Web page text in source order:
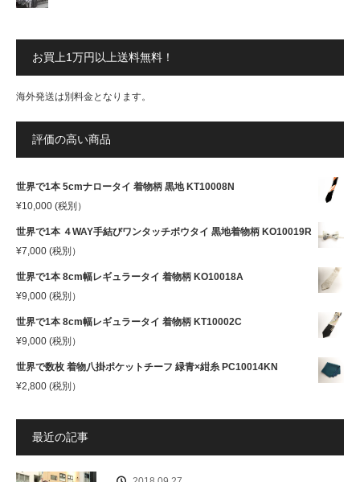
お買上1万円以上送料無料！
海外発送は別料金となります。
評価の高い商品
世界で1本 5cmナロータイ 着物柄 黒地 KT10008N
¥10,000 (税別）
世界で1本 ４WAY手結びワンタッチボウタイ 黒地着物柄 KO10019R
¥7,000 (税別）
世界で1本 8cm幅レギュラータイ 着物柄 KO10018A
¥9,000 (税別）
世界で1本 8cm幅レギュラータイ 着物柄 KT10002C
¥9,000 (税別）
世界で数枚 着物八掛ポケットチーフ 緑青×紺糸 PC10014KN
¥2,800 (税別）
最近の記事